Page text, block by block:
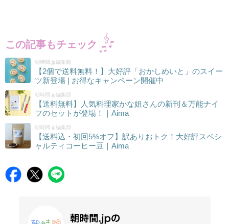
この記事もチェック
朝時間.jp編集部
【2個で送料無料！】大好評「おかしめいと」のスイー
ツ新登場 | お得なキャンペーン開催中
朝時間.jp編集部
【送料無料】人気料理家かな姐さんの新刊＆万能ナイ
フのセットが登場！｜Aima
朝時間.jp編集部
【送料込・初回5%オフ】訳ありおトク！大好評スペシ
ャルティコーヒー豆｜Aima